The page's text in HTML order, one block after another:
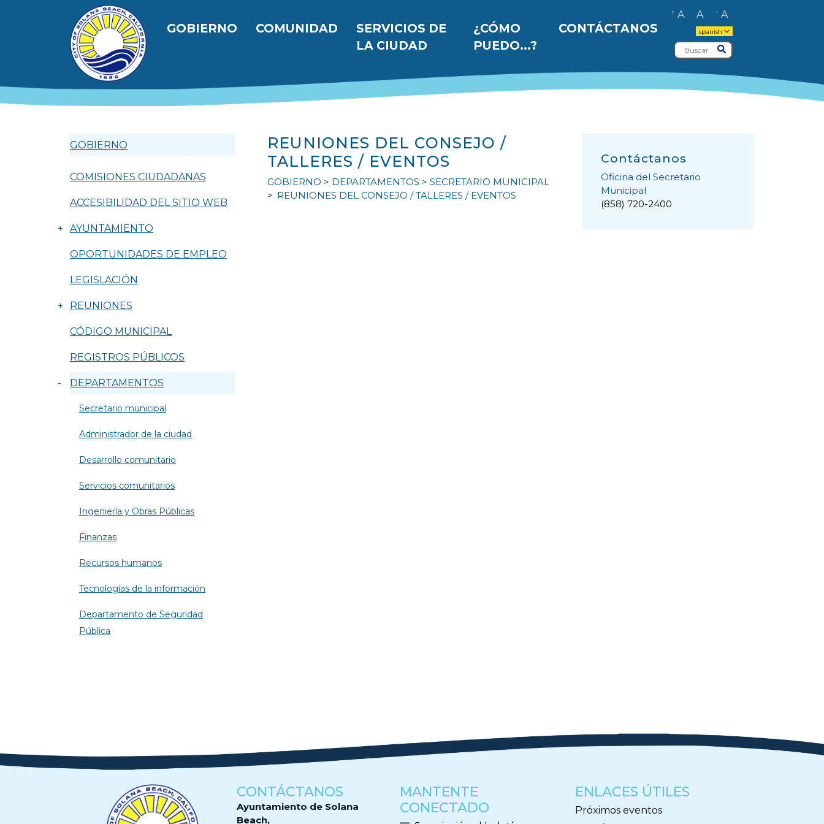
Pasar al contenido principal
Navegación principal
GOBIERNO COMUNIDAD
SERVICIOS DE
LA CIUDAD
¿CÓMO
PUEDO...?
CONTÁCTANOS
- A
A
+ A
spanish
Buscar Entregar
GOBIERNO
COMISIONES CIUDADANAS
ACCESIBILIDAD DEL SITIO WEB
+ AYUNTAMIENTO
OPORTUNIDADES DE EMPLEO
LEGISLACIÓN
+ REUNIONES
CÓDIGO MUNICIPAL
REGISTROS PÚBLICOS
- DEPARTAMENTOS
Secretario municipal
Administrador de la ciudad
Desarrollo comunitario
Servicios comunitarios
Ingeniería y Obras Públicas
Finanzas
Recursos humanos
Tecnologías de la información
Departamento de Seguridad
Pública
REUNIONES DEL CONSEJO /
TALLERES / EVENTOS
GOBIERNO DEPARTAMENTOS
SECRETARIO MUNICIPAL
REUNIONES DEL CONSEJO / TALLERES / EVENTOS
Contáctanos
Oficina del Secretario
Municipal
(858) 720-2400
CONTÁCTANOS
Ayuntamiento de Solana
Beach,
MANTENTE
CONECTADO
ENLACES ÚTILES
Próximos eventos